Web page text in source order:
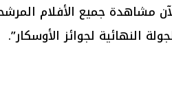
مشاهدة جميع الأفلام
النهائية لجوائز الأوسكار”.